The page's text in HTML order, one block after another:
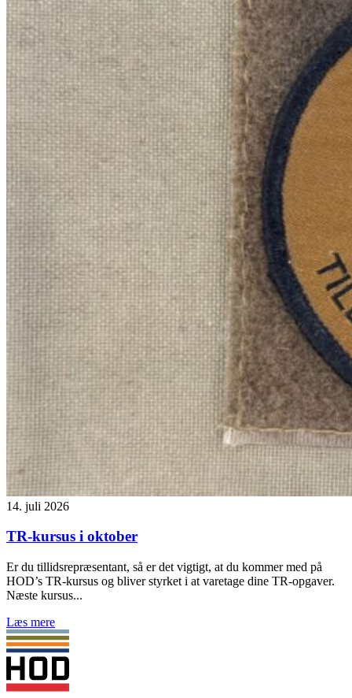
14. juli 2026
TR-kursus i oktober
Er du tillidsrepræsentant, så er det vigtigt, at du kommer med på
HOD’s TR-kursus og bliver styrket i at varetage dine TR-opgaver.
Næste kursus...
Læs mere